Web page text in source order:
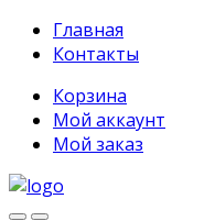
Главная
Контакты
Корзина
Мой аккаунт
Мой заказ